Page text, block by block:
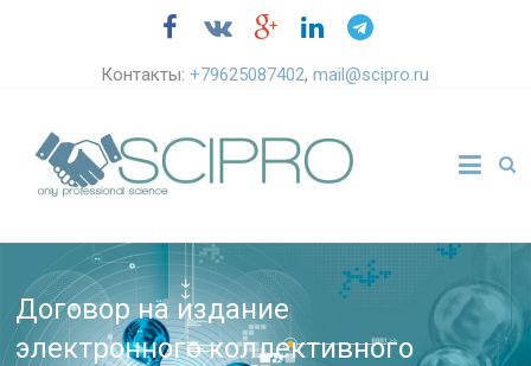
Контакты:+79625087402,mail@scipro.ru
Договор на издание
электронного коллективного